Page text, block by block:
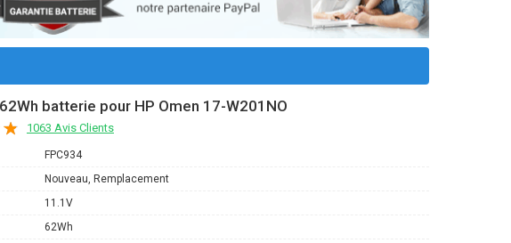
batterie pour HP Omen 17-W201NO
1063 Avis Clients
FPC934
Nouveau, Remplacement
11.1V
62Wh